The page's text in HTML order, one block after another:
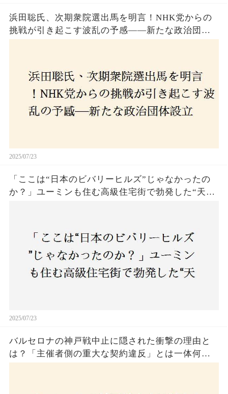
浜田聡氏、次期衆院選出馬を明言！NHK党からの
挑戦が引き起こす波乱の予感——新たな政治団体
2025/07/23
「ここは“日本のビバリーヒルズ”じゃなかったの
か？」ユーミンも住む高級住宅街で勃発した“天井
2025/07/23
バルセロナの神戸戦中止に隠された衝撃の理由と
は？「主催者側の重大な契約違反」とは一体何